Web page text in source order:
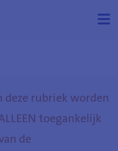
Menu
Menu
deze rubriek worden
toegankelijk
de